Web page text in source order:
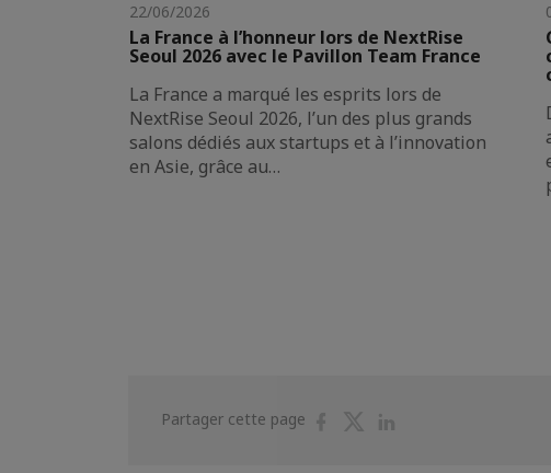
22/06/2026
La France à l’honneur lors de NextRise
Seoul 2026 avec le Pavillon Team France
La France a marqué les esprits lors de
NextRise Seoul 2026, l’un des plus grands
salons dédiés aux startups et à l’innovation
en Asie, grâce au…
Partager cette page
PartagerPartager